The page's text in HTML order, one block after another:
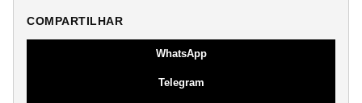
COMPARTILHAR
WhatsApp
Telegram